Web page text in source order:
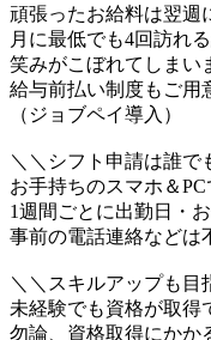
頑張ったお給料は翌
月に最低でも4回訪れ
笑みがこぼれてしま
給与前払い制度もご用
（ジョブペイ導入）
＼＼シフト申請は誰で
お手持ちのスマホ＆
1週間ごとに出勤日・
事前の電話連絡などは
＼＼スキルアップも目
未経験でも資格が取得
勿論、資格取得にかか